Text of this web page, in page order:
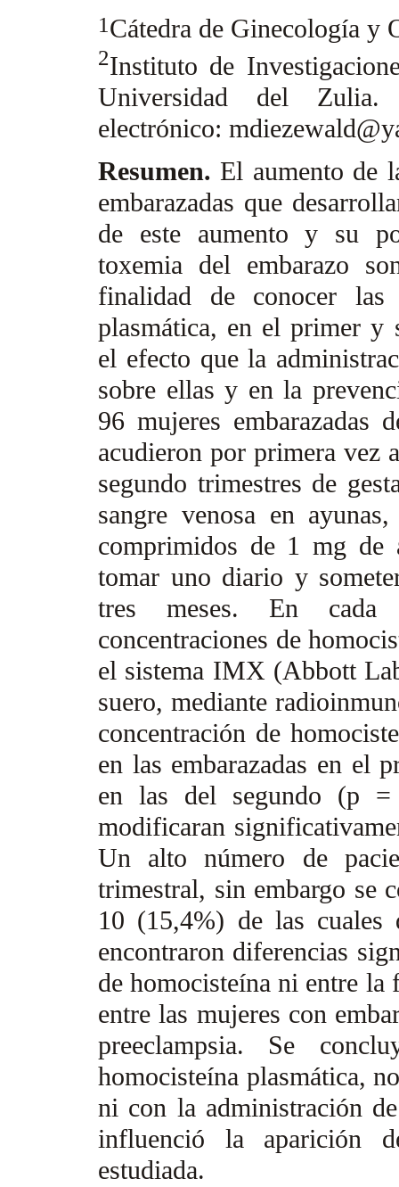
1 Cátedra de Ginecología y
2Instituto de
Universidad del Zulia.
electrónico:
Resumen.El aumento de
embarazadas que
de este aumento y su
toxemia del embarazo
finalidad de conocer las
plasmática, en el primer y
el efecto que la
sobre ellas y en la
96 mujeres embarazadas
acudieron por primera vez
segundo trimestres de
sangre venosa en
comprimidos de 1 mg
tomar uno diario y
tres meses. En cada
concentraciones de
el sistema IMX (Abbott
suero, mediante
concentración de
en las embarazadas en el
en las del segundo (p
modificaran
Un alto número de
trimestral, sin embargo se
10 (15,4%) de las cuales
encontraron diferencias
de homocisteína ni entre la
entre las mujeres con
preeclampsia. Se
homocisteína plasmática,
ni con la administración
influenció la aparición
estudiada.